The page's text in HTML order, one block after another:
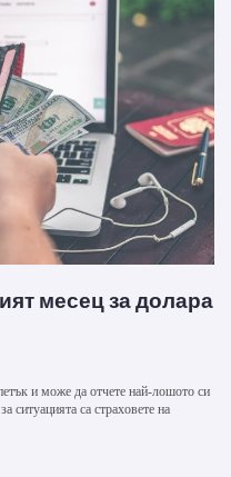
месец за долара
и може да отчете най-лошото си
ситуацията са страховете на